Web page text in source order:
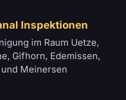
Inspektionen
im Raum Uetze,
Gifhorn, Edemissen,
Meinersen